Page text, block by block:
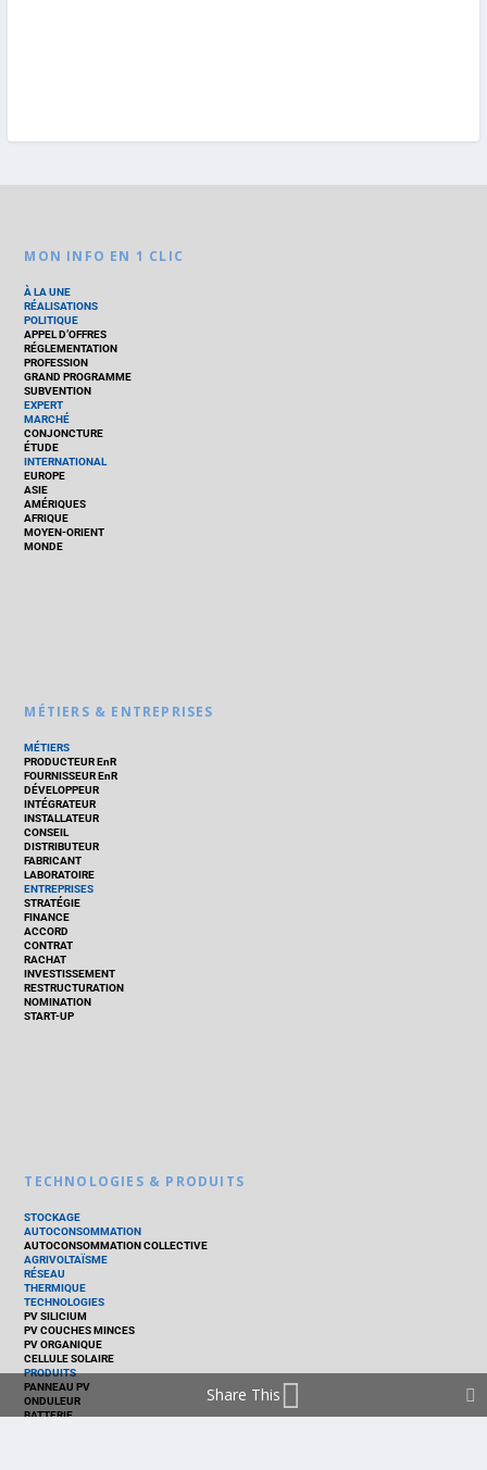
MON INFO EN 1 CLIC
À LA UNE
RÉALISATIONS
POLITIQUE
APPEL D’OFFRES
RÉGLEMENTATION
PROFESSION
GRAND PROGRAMME
SUBVENTION
EXPERT
MARCHÉ
CONJONCTURE
ÉTUDE
INTERNATIONAL
EUROPE
ASIE
AMÉRIQUES
AFRIQUE
MOYEN-ORIENT
MONDE
MÉTIERS & ENTREPRISES
MÉTIERS
PRODUCTEUR EnR
FOURNISSEUR EnR
DÉVELOPPEUR
INTÉGRATEUR
INSTALLATEUR
CONSEIL
DISTRIBUTEUR
FABRICANT
LABORATOIRE
ENTREPRISES
STRATÉGIE
FINANCE
ACCORD
CONTRAT
RACHAT
INVESTISSEMENT
RESTRUCTURATION
NOMINATION
START-UP
TECHNOLOGIES & PRODUITS
STOCKAGE
AUTOCONSOMMATION
AUTOCONSOMMATION COLLECTIVE
AGRIVOLTAÏSME
RÉSEAU
THERMIQUE
TECHNOLOGIES
PV SILICIUM
PV COUCHES MINCES
PV ORGANIQUE
CELLULE SOLAIRE
PRODUITS
PANNEAU PV
ONDULEUR
BATTERIE
Share This